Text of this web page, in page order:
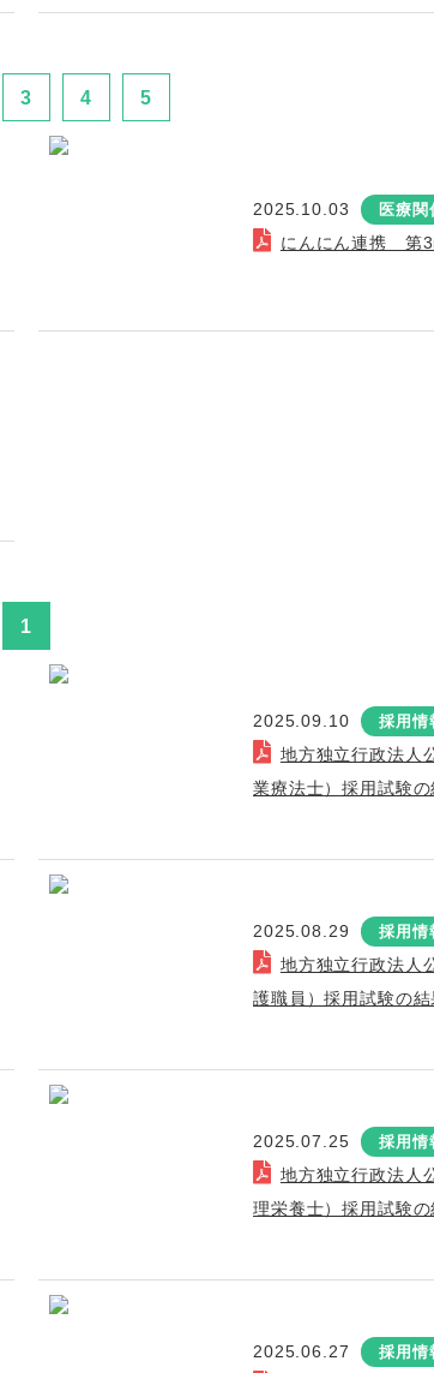
3 4 5
2025.10.03 医療関
にんにん連携 第
1
2025.09.10 採用情
地方独立行政法人
業療法士）採用試験
2025.08.29 採用情
地方独立行政法人
護職員）採用試験の
2025.07.25 採用情
地方独立行政法人
理栄養士）採用試験
2025.06.27 採用情